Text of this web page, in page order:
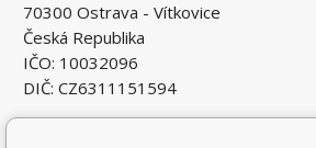
70300 Ostrava - Vítkovice
Česká Republika
IČO: 10032096
DIČ: CZ6311151594